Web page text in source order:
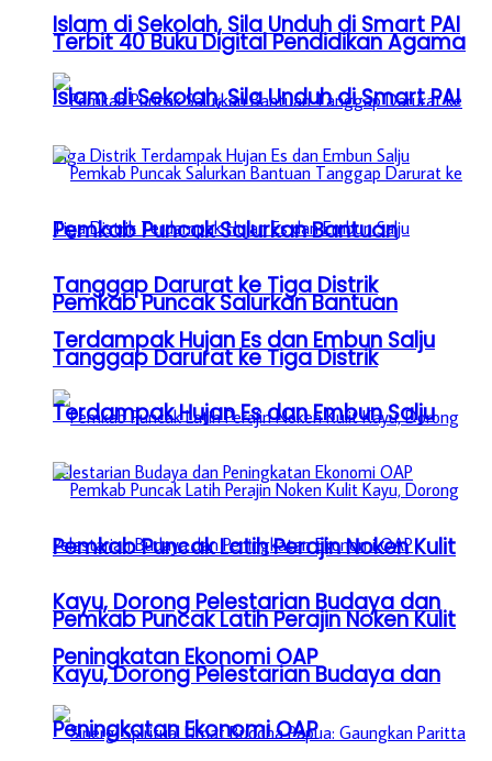
Islam di Sekolah, Sila Unduh di Smart PAI
Pemkab Puncak Salurkan Bantuan
Tanggap Darurat ke Tiga Distrik
Terdampak Hujan Es dan Embun Salju
Pemkab Puncak Latih Perajin Noken Kulit
Kayu, Dorong Pelestarian Budaya dan
Peningkatan Ekonomi OAP
Terbit 40 Buku Digital Pendidikan Agama
Islam di Sekolah, Sila Unduh di Smart PAI
Pemkab Puncak Salurkan Bantuan
Tanggap Darurat ke Tiga Distrik
Terdampak Hujan Es dan Embun Salju
Pemkab Puncak Latih Perajin Noken Kulit
Kayu, Dorong Pelestarian Budaya dan
Peningkatan Ekonomi OAP